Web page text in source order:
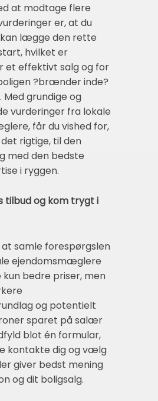
at modtage flere
er, at du
lægge den rette
hvilket er
et effektivt salg og for
?brænder inde?
grundige og
vurderinger fra lokale
får du vished for,
rigtige, til den
med den bedste
i ryggen.
tilbud og kom trygt i
samle forespørgslen
ejendomsmæglere
bedre priser, men
og potentielt
sparet på salær
blot én formular,
kontakte dig og vælg
giver bedst mening
og dit boligsalg.